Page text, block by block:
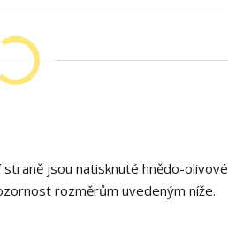
jsou natisknuté hnědo-olivové
rozměrům uvedeným níže.